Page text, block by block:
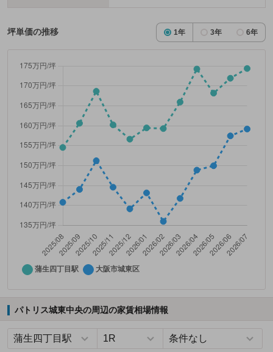
坪単価の推移 1年 3年 6年
パトリス城東中央の周辺の家賃相場情報